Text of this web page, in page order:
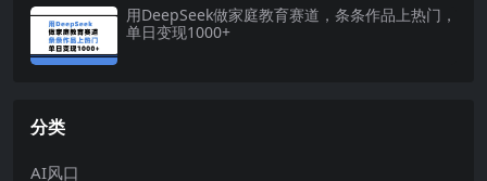
用DeepSeek做家庭教育赛道，条条作品上热门，
单日变现1000+
分类
AI风口